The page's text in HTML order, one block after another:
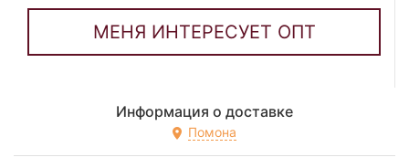
Информация о доставке
Помона